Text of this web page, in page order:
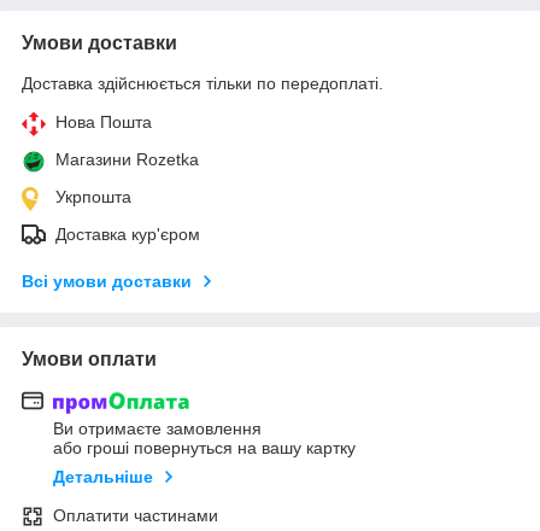
Умови доставки
Доставка здійснюється тільки по передоплаті.
Нова Пошта
Магазини Rozetka
Укрпошта
Доставка кур'єром
Всі умови доставки
Умови оплати
Ви отримаєте замовлення
або гроші повернуться на вашу картку
Детальніше
Оплатити частинами